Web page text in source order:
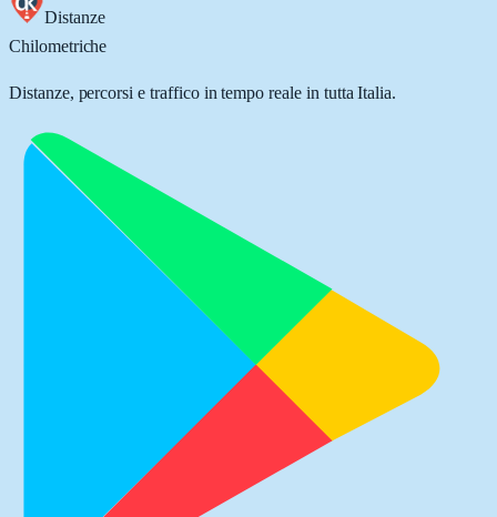
Distanze
Chilometriche
Distanze, percorsi e traffico in tempo reale in tutta Italia.